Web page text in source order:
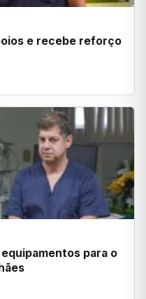
e recebe reforço
para o